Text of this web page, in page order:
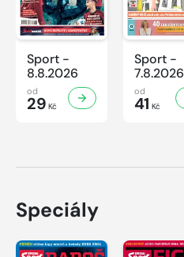
Sport -
8.8.2026
od
29 Kč
Sport -
7.8.2026
od
41 Kč
Speciály